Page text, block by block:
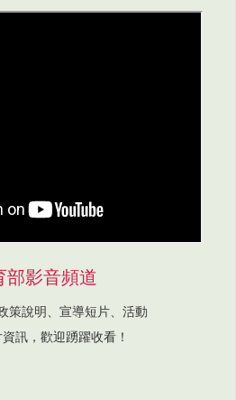
部影音頻道
策說明、宣導短片、活動
訊，歡迎踴躍收看！